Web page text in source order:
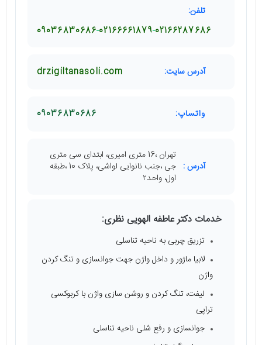
تلفن:
02166287686
02166661879
09036830686
آدرس سایت: drzigiltanasoli.com
واتساپ: 09036830686
آدرس :
تهران ،16 متری امیری، ابتدای سی متری
جی ،جنب نانوایی لواشی، پلاک 10 ،طبقه
اول، واحد٢
خدمات دکتر عاطفه الهویی نظری:
تزریق چربی به ناحیه تناسلی
لابیا ماژور و داخل واژن جهت جوانسازی و تنگ کردن
واژن
لیفت، تنگ کردن و روشن سازی واژن با کربوکسی
تراپی
جوانسازی و رفع شلی ناحیه تناسلی